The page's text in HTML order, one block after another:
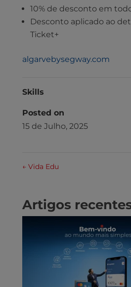
10% de desconto em
Desconto aplicado ao
Ticket+
algarvebysegway.com
Skills
Posted on
15 de Julho, 2025
←Vida Edu
Artigos